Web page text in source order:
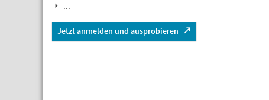
...
Jetzt anmelden und ausprobieren